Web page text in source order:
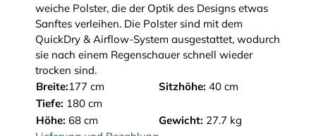
weiche Polster, die der Optik des Designs etwas
Sanftes verleihen. Die Polster sind mit dem
QuickDry & Airflow-System ausgestattet, wodurch
sie nach einem Regenschauer schnell wieder
trocken sind.
Breite:177 cm Sitzhöhe: 40 cm
Tiefe: 180 cm
Höhe: 68 cm Gewicht: 27.7 kg